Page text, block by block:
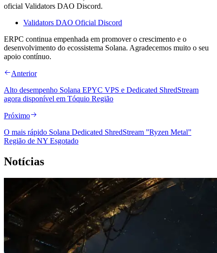
oficial Validators DAO Discord.
Validators DAO Oficial Discord
ERPC continua empenhada em promover o crescimento e o
desenvolvimento do ecossistema Solana. Agradecemos muito o seu
apoio contínuo.
Anterior
Alto desempenho Solana EPYC VPS e Dedicated ShredStream
agora disponível em Tóquio Região
Próximo
O mais rápido Solana Dedicated ShredStream ”Ryzen Metal”
Região de NY Esgotado
Notícias